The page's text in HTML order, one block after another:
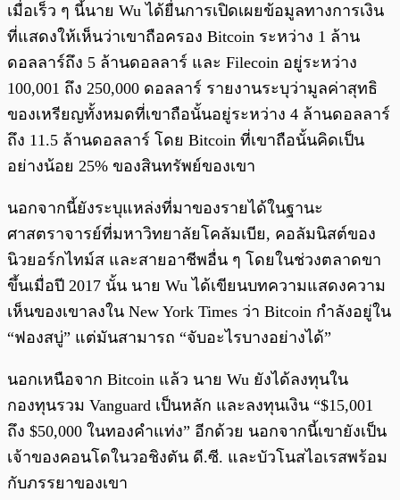
เมื่อเร็ว ๆ นี้นาย Wu ได้ยื่นการเปิดเผยข้อมูลทางการเงิน
ที่แสดงให้เห็นว่าเขาถือครอง Bitcoin ระหว่าง 1 ล้าน
ดอลลาร์ถึง 5 ล้านดอลลาร์ และ Filecoin อยู่ระหว่าง
100,001 ถึง 250,000 ดอลลาร์ รายงานระบุว่ามูลค่าสุทธิ
ของเหรียญทั้งหมดที่เขาถือนั้นอยู่ระหว่าง 4 ล้านดอลลาร์
ถึง 11.5 ล้านดอลลาร์ โดย Bitcoin ที่เขาถือนั้นคิดเป็น
อย่างน้อย 25% ของสินทรัพย์ของเขา
นอกจากนี้ยังระบุแหล่งที่มาของรายได้ในฐานะ
ศาสตราจารย์ที่มหาวิทยาลัยโคลัมเบีย, คอลัมนิสต์ของ
นิวยอร์กไทม์ส และสายอาชีพอื่น ๆ โดยในช่วงตลาดขา
ขึ้นเมื่อปี 2017 นั้น นาย Wu ได้เขียนบทความแสดงความ
เห็นของเขาลงใน New York Times ว่า Bitcoin กำลังอยู่ใน
“ฟองสบู่” แต่มันสามารถ “จับอะไรบางอย่างได้”
นอกเหนือจาก Bitcoin แล้ว นาย Wu ยังได้ลงทุนใน
กองทุนรวม Vanguard เป็นหลัก และลงทุนเงิน “$15,001
ถึง $50,000 ในทองคำแท่ง” อีกด้วย นอกจากนี้เขายังเป็น
เจ้าของคอนโดในวอชิงตัน ดี.ซี. และบัวโนสไอเรสพร้อม
กับภรรยาของเขา